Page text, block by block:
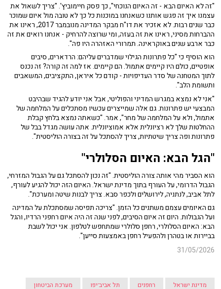
"זה לא האיום הבא - זה האיום הנוכחי", כך פסק חיימוביץ'. "צריך לשאול את
עצמנו איך זה פגש אותנו כשאנחנו במוכנות כל כך לא טובה מול איום שמוכר
כבר שנים רבות. לא אזכיר את דו"ח מבקר המדינה מנובמבר 2017, ראינו את
ההברחות מסיני, ראינו את זה בעזה, ומי שרוצה להרחיק - אנחנו רואים את זה
כבר ארבע שנים באוקראינה. תמרורי האזהרה היו פה".
הוא הוסיף כי "כל פתרונות הגילוי שמדברים עליהם: הרדארים, סיבים
אופטיים, כולם היו קיימים אתמול. הם קיימים. אז למה זה קורה? זה נכנס
לתוך המטחנה של סדר העדיפויות - קודם כל איראן, התקציבים, המשאבים
ותשומת הלב".
"אני לא נמצא במגרש המדיני והפוליטי, אבל אני יודע להגיד שבהיבט
המבצעי יש פתרונות. גם אלה שמייצרים עכשיו מסתכלים על המלחמה של
אתמול, ולא על המלחמה של מחר", אמר. "כשאתה נמצא בלחץ קבלת
ההחלטות שלך לא רציונלית אלא אמוציונלית. אתה עושה מגדל בבל של
פתרונות ופה צריך שיטתיות, צריך להסתכל על זה בצורה הוליסטית".
"הגל הבא: האיום הסלולרי"
הוא הסביר מהי אותה צורה הוליסטית. "זה נכון להסתכל גם על הגבול המזרחי,
הגבול הדרומי, על העורף בתוך מדינת ישראל. האיום הזה יכול להגיע לעורף,
לתל אביב, לנתניה, לירושלים ולכפר סבא. צריך לבנות שיטה ומערכת".
גם האיומים עצמם משתנים כל הזמן. "צריכה תפיסה שמסתכלת על המדינה
ועל הגבולות. היום זה איום הסיבים, לפני שנה זה היה איום רחפני הרדיו, והגל
הבא: האיום הסלולרי, רחפן סלולרי שמתחפש לטלפון. אני יכול לשבת
בביירות או בטהרן ולהפעיל רחפן באמצעות סייען".
31/05/2026
מדינת ישראל רחפנים תל אביב־יפו
מערכת הביטחון